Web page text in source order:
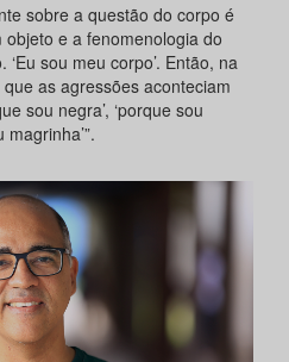
sobre a questão do corpo é
e a fenomenologia do
sou meu corpo’. Então, na
as agressões aconteciam
sou negra’, ‘porque sou
magrinha’”.